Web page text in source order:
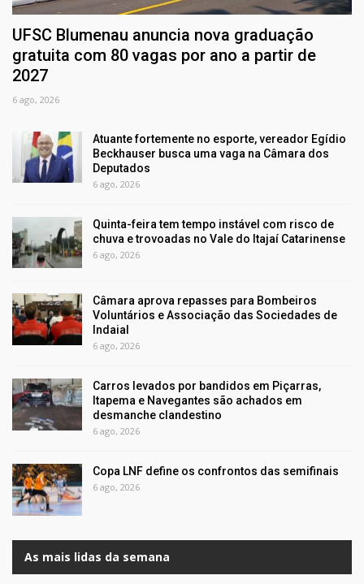
UFSC Blumenau anuncia nova graduação
gratuita com 80 vagas por ano a partir de
2027
6 ago, 2026
Atuante fortemente no esporte, vereador Egídio
Beckhauser busca uma vaga na Câmara dos
Deputados
6 ago, 2026
Quinta-feira tem tempo instável com risco de
chuva e trovoadas no Vale do Itajaí Catarinense
6 ago, 2026
Câmara aprova repasses para Bombeiros
Voluntários e Associação das Sociedades de
Indaial
6 ago, 2026
Carros levados por bandidos em Piçarras,
Itapema e Navegantes são achados em
desmanche clandestino
6 ago, 2026
Copa LNF define os confrontos das semifinais
6 ago, 2026
As mais lidas da semana